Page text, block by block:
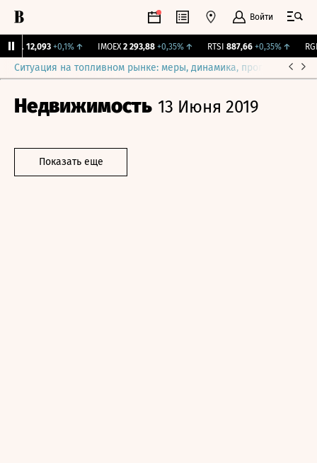
Войти
12,093 +0,1% ↑ IMOEX 2 293,88 +0,35%↑ RTSI 887,66 +0,35%↑ RGBI
Ситуация на топливном рынке: меры, динамика, прогнозы
Недвижимость 13 Июня 2019
Показать еще